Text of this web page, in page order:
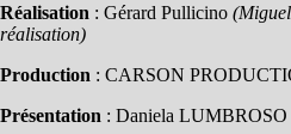
Réalisation : Gérard Pullicino
réalisation)
Production : CARSON
Présentation : Daniela LUMBROSO